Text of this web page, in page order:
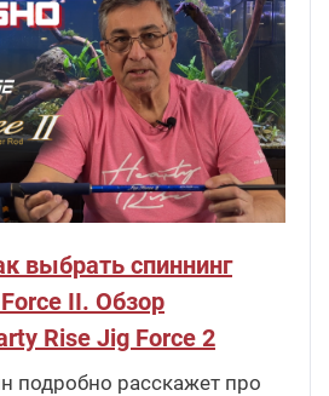
выбрать спиннинг
II. Обзор
Rise Jig Force 2
подробно расскажет про